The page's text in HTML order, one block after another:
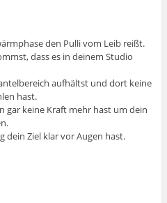
den Pulli vom Leib reißt.
dass es in deinem Studio
aufhältst und dort keine
hast.
gar keine Kraft mehr hast um dein
dein Ziel klar vor Augen hast.